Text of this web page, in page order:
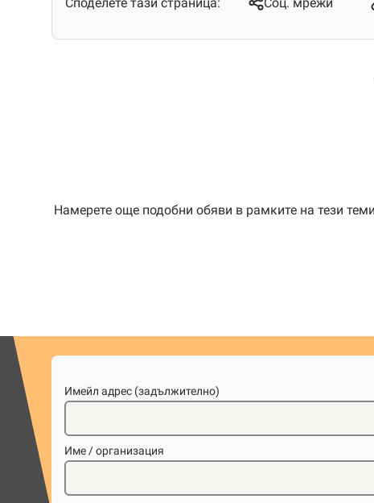
Намерете още подобни обяви в рамките на тези
Имейл адрес (задължително)
Име / организация